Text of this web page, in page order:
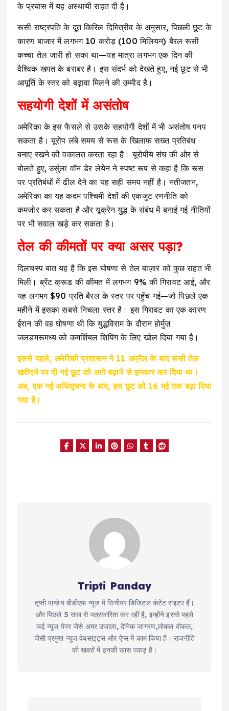
के प्रयास में यह अस्थायी राहत दी है।
रूसी राष्ट्रपति के दूत किरिल दिमित्रीव के अनुसार, पिछली छूट के
कारण बाजार में लगभग 10 करोड़ (100 मिलियन) बैरल रूसी
कच्चा तेल जारी हो सका था—यह मात्रा लगभग एक दिन की
वैश्विक खपत के बराबर है। इस संदर्भ को देखते हुए, नई छूट से भी
आपूर्ति के स्तर को बढ़ावा मिलने की उम्मीद है।
सहयोगी देशों में असंतोष
अमेरिका के इस फैसले से उसके सहयोगी देशों में भी असंतोष पनप
सकता है। यूरोप लंबे समय से रूस के खिलाफ सख्त प्रतिबंध
बनाए रखने की वकालत करता रहा है। यूरोपीय संघ की ओर से
बोलते हुए, उर्सुला वॉन डेर लेयेन ने स्पष्ट रूप से कहा है कि रूस
पर प्रतिबंधों में ढील देने का यह सही समय नहीं है। नतीजतन,
अमेरिका का यह कदम पश्चिमी देशों की एकजुट रणनीति को
कमजोर कर सकता है और यूक्रेन युद्ध के संबंध में बनाई गई नीतियों
पर भी सवाल खड़े कर सकता है।
तेल की कीमतों पर क्या असर पड़ा?
दिलचस्प बात यह है कि इस घोषणा से तेल बाज़ार को कुछ राहत भी
मिली। ब्रेंट क्रूड की कीमत में लगभग 9% की गिरावट आई, और
यह लगभग $90 प्रति बैरल के स्तर पर पहुँच गई—जो पिछले एक
महीने में इसका सबसे निचला स्तर है। इस गिरावट का एक कारण
ईरान की वह घोषणा थी कि युद्धविराम के दौरान होर्मुज़
जलडमरूमध्य को कमर्शियल शिपिंग के लिए खोल दिया गया है।
इससे पहले, अमेरिकी प्रशासन ने 11 अप्रैल के बाद रूसी तेल
खरीदने पर दी गई छूट को आगे बढ़ाने से इनकार कर दिया था।
अब, एक नई अधिसूचना के बाद, इस छूट को 16 मई तक बढ़ा दिया
गया है।
Tripti Panday
तृप्ती पान्डेय बीडीएफ न्यूज में सिनीयर डिजिटल कंटेंट राइटर हैं।
और पिछले 5 साल से पत्रकारिता कर रहीं है, इन्होंने इससे पहले
कई न्यूज पेपर जैसे अमर उजाला, दैनिक जागरण,लोकल वोकल,
जैसी प्रमुख न्यूज वेबसाइट्स और ऐप्स में काम किया है। राजनीति
की खबरों में इनकी खास पकड़ है।